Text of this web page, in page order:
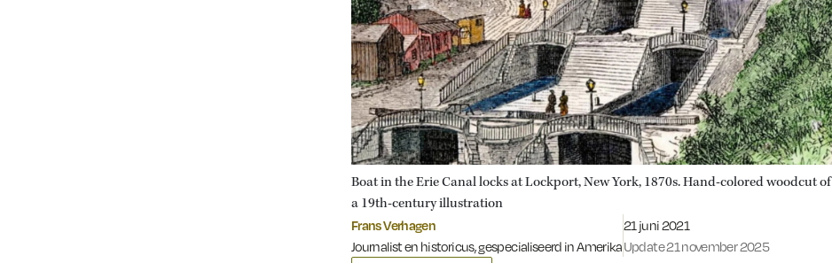
Boat in the Erie Canal locks at Lockport, New York, 1870s. Hand-colored woodcut of
a 19th-century illustration
Frans Verhagen
Journalist en historicus, gespecialiseerd in Amerika
Gepubliceerd op:
21 juni 2021
Update 21 november 2025